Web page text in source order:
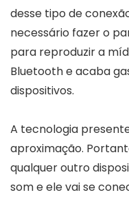
desse tipo de
necessário fazer o
para reproduzir a
Bluetooth e acaba
dispositivos.
A tecnologia
aproximação.
qualquer outro
som e ele vai se